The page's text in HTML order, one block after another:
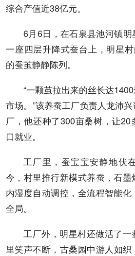
综合产值近38亿元。
6月6日，在石泉县池河镇明
一座四层升降式蚕台上，明星
的蚕茧静静陈列。
“一颗茧拉出来的丝长达
市场。”该养蚕工厂负责人龙沛
厂，他还种了300亩桑树，让20
口就业。
工厂里，蚕宝宝安静地伏
今，村里推行新模式养蚕，石
内湿度自动调控，全流程智能
全局。
工厂外，明星村还做活了一
里笑声不断，古桑园中游人如